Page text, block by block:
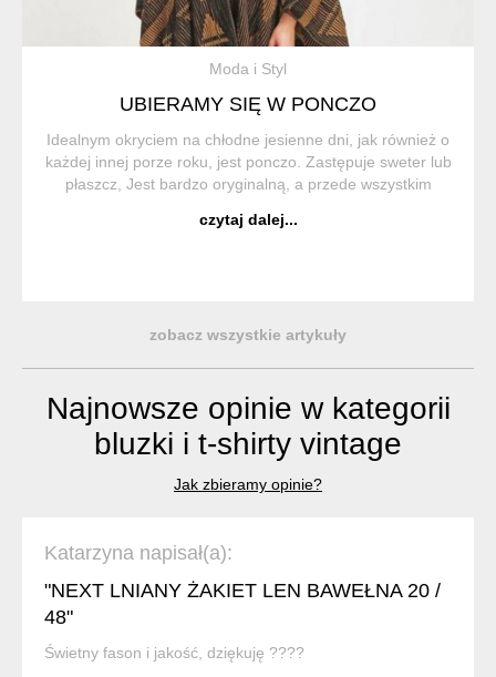
Moda i Styl
UBIERAMY SIĘ W PONCZO
Idealnym okryciem na chłodne jesienne dni, jak również o
każdej innej porze roku, jest ponczo. Zastępuje sweter lub
płaszcz, Jest bardzo oryginalną, a przede wszystkim
Poncho) to trad...
czytaj dalej...
zobacz wszystkie artykuły
Najnowsze opinie w kategorii
bluzki i t-shirty vintage
Jak zbieramy opinie?
Katarzyna napisał(a):
"NEXT LNIANY ŻAKIET LEN BAWEŁNA 20 /
48"
Świetny fason i jakość, dziękuję ????